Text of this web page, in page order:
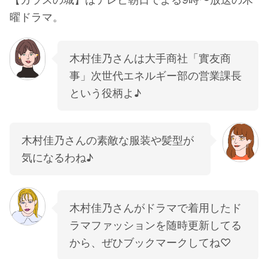
曜ドラマ。
木村佳乃さんは大手商社「實友商
事」次世代エネルギー部の営業課長
という役柄よ♪
木村佳乃さんの素敵な服装や髪型が
気になるわね♪
木村佳乃さんがドラマで着用したド
ラマファッションを随時更新してる
から、ぜひブックマークしてね♡